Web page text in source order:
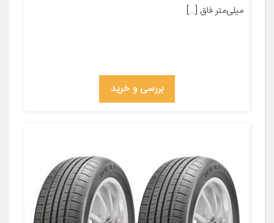
میلی‌متر فاق […]
بررسی و خرید